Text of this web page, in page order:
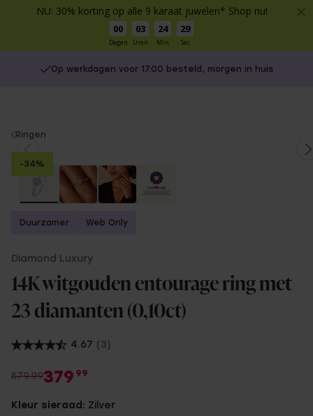
NU: 30% korting op alle 9 karaat juwelen* Shop nu!
00
Dagen
03
Uren
24
Min
29
Sec
Op werkdagen voor 17.00 besteld, morgen in huis
You
are
here:
Ringen
-34%
Duurzamer Web Only
Diamond Luxury
14K witgouden entourage ring met
23 diamanten (0,10ct)
4.67 (3)
579.99379 99
Kleur sieraad: Zilver